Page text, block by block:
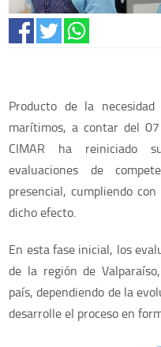
Producto de la
marítimos, a contar del
CIMAR ha reiniciado
evaluaciones de
presencial, cumpliendo
dicho efecto.
En esta fase inicial, los
de la región de
país, dependiendo de la
desarrolle el proceso en